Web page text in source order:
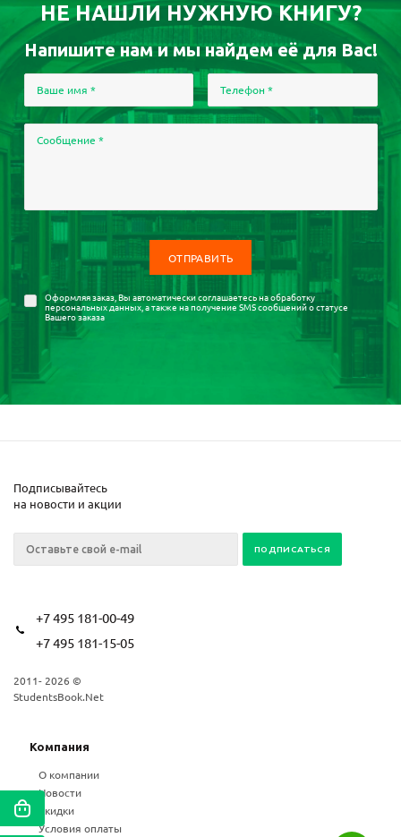
НЕ НАШЛИ НУЖНУЮ КНИГУ?
Напишите нам и мы найдем её для Вас!
Ваше имя * Телефон *
Сообщение *
Оформляя заказ, Вы автоматически соглашаетесь наобработку
персональных данных, а также на получение SMS сообщений о статусе
Вашего заказа
Подписывайтесь
на новости и акции
+7 495 181-00-49
+7 495 181-15-05
2011- 2026 ©
StudentsBook.Net
Компания
О компании
Новости
Скидки
Условия оплаты